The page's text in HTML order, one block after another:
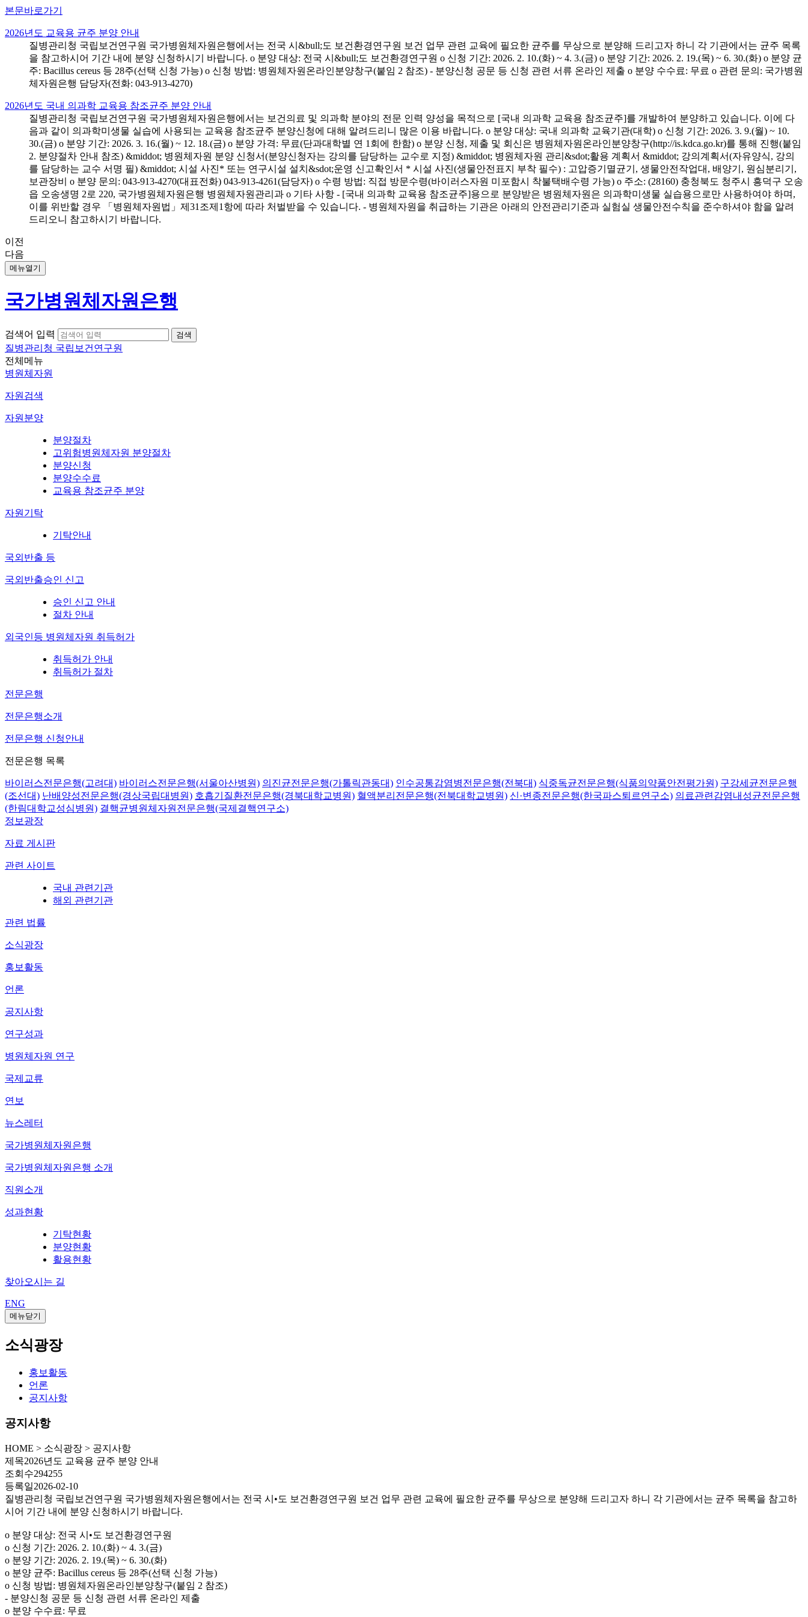
본문바로가기
2026년도 교육용 균주 분양 안내
질병관리청 국립보건연구원 국가병원체자원은행에서는 전국 시&bull;도 보건환경연구원 보건 업무 관련 교육에 필요한 균주를 무상으로 분양해 드리고자 하니 각 기관에서는 균주 목록
을 참고하시어 기간 내에 분양 신청하시기 바랍니다. o 분양 대상: 전국 시&bull;도 보건환경연구원 o 신청 기간: 2026. 2. 10.(화) ~ 4. 3.(금) o 분양 기간: 2026. 2. 19.(목) ~ 6. 30.(화) o 분양 균
주: Bacillus cereus 등 28주(선택 신청 가능) o 신청 방법: 병원체자원온라인분양창구(붙임 2 참조) - 분양신청 공문 등 신청 관련 서류 온라인 제출 o 분양 수수료: 무료 o 관련 문의: 국가병원
체자원은행 담당자(전화: 043-913-4270)
2026년도 국내 의과학 교육용 참조균주 분양 안내
질병관리청 국립보건연구원 국가병원체자원은행에서는 보건의료 및 의과학 분야의 전문 인력 양성을 목적으로 [국내 의과학 교육용 참조균주]를 개발하여 분양하고 있습니다. 이에 다
음과 같이 의과학미생물 실습에 사용되는 교육용 참조균주 분양신청에 대해 알려드리니 많은 이용 바랍니다. o 분양 대상: 국내 의과학 교육기관(대학) o 신청 기간: 2026. 3. 9.(월) ~ 10.
30.(금) o 분양 기간: 2026. 3. 16.(월) ~ 12. 18.(금) o 분양 가격: 무료(단과대학별 연 1회에 한함) o 분양 신청, 제출 및 회신은 병원체자원온라인분양창구(http://is.kdca.go.kr)를 통해 진행(붙임
2. 분양절차 안내 참조) &middot; 병원체자원 분양 신청서(분양신청자는 강의를 담당하는 교수로 지정) &middot; 병원체자원 관리&sdot;활용 계획서 &middot; 강의계획서(자유양식, 강의
를 담당하는 교수 서명 필) &middot; 시설 사진* 또는 연구시설 설치&sdot;운영 신고확인서 * 시설 사진(생물안전표지 부착 필수) : 고압증기멸균기, 생물안전작업대, 배양기, 원심분리기,
보관장비 o 분양 문의: 043-913-4270(대표전화) 043-913-4261(담당자) o 수령 방법: 직접 방문수령(바이러스자원 미포함시 착불택배수령 가능) o 주소: (28160) 충청북도 청주시 흥덕구 오송
읍 오송생명 2로 220, 국가병원체자원은행 병원체자원관리과 o 기타 사항 - [국내 의과학 교육용 참조균주]용으로 분양받은 병원체자원은 의과학미생물 실습용으로만 사용하여야 하며,
이를 위반할 경우 「병원체자원법」제31조제1항에 따라 처벌받을 수 있습니다. - 병원체자원을 취급하는 기관은 아래의 안전관리기준과 실험실 생물안전수칙을 준수하셔야 함을 알려
드리오니 참고하시기 바랍니다.
이전
다음
메뉴열기
국가병원체자원은행
검색어 입력
질병관리청 국립보건연구원
전체메뉴
병원체자원
자원검색
자원분양
분양절차
고위험병원체자원 분양절차
분양신청
분양수수료
교육용 참조균주 분양
자원기탁
기탁안내
국외반출 등
국외반출승인 신고
승인 신고 안내
절차 안내
외국인등 병원체자원 취득허가
취득허가 안내
취득허가 절차
전문은행
전문은행소개
전문은행 신청안내
전문은행 목록
바이러스전문은행(고려대) 바이러스전문은행(서울아산병원) 의진균전문은행(가톨릭관동대) 인수공통감염병전문은행(전북대) 식중독균전문은행(식품의약품안전평가원) 구강세균전문은행
(조선대) 난배양성전문은행(경상국립대병원) 호흡기질환전문은행(경북대학교병원) 혈액분리전문은행(전북대학교병원) 신·변종전문은행(한국파스퇴르연구소) 의료관련감염내성균전문은행
(한림대학교성심병원) 결핵균병원체자원전문은행(국제결핵연구소)
정보광장
자료 게시판
관련 사이트
국내 관련기관
해외 관련기관
관련 법률
소식광장
홍보활동
언론
공지사항
연구성과
병원체자원 연구
국제교류
연보
뉴스레터
국가병원체자원은행
국가병원체자원은행 소개
직원소개
성과현황
기탁현황
분양현황
활용현황
찾아오시는 길
ENG
메뉴닫기
소식광장
홍보활동
언론
공지사항
공지사항
HOME > 소식광장 > 공지사항
제목2026년도 교육용 균주 분양 안내
조회수294255
등록일2026-02-10
질병관리청 국립보건연구원 국가병원체자원은행에서는 전국 시•도 보건환경연구원 보건 업무 관련 교육에 필요한 균주를 무상으로 분양해 드리고자 하니 각 기관에서는 균주 목록을 참고하
시어 기간 내에 분양 신청하시기 바랍니다.
o 분양 대상: 전국 시•도 보건환경연구원
o 신청 기간: 2026. 2. 10.(화) ~ 4. 3.(금)
o 분양 기간: 2026. 2. 19.(목) ~ 6. 30.(화)
o 분양 균주: Bacillus cereus 등 28주(선택 신청 가능)
o 신청 방법: 병원체자원온라인분양창구(붙임 2 참조)
- 분양신청 공문 등 신청 관련 서류 온라인 제출
o 분양 수수료: 무료